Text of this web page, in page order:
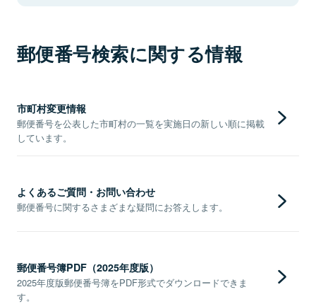
郵便番号検索に関する情報
市町村変更情報
郵便番号を公表した市町村の一覧を実施日の新しい順に掲載
しています。
よくあるご質問・お問い合わせ
郵便番号に関するさまざまな疑問にお答えします。
郵便番号簿PDF（2025年度版）
2025年度版郵便番号簿をPDF形式でダウンロードできま
す。